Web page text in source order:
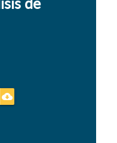
cloud_download